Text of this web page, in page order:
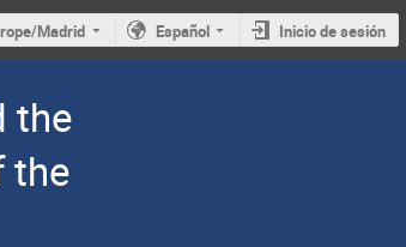
Madrid Español Inicio de sesión
the
the